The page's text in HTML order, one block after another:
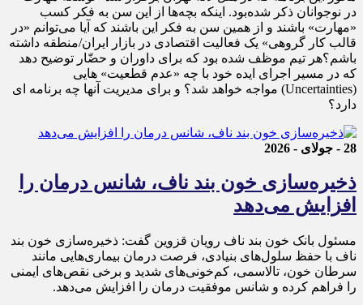
در نوجوانان ذکر شده‌بود. اینکه بچه‌ها از این سن به فکر کسب
«مهارت» باشند و از همین سن به فکر این باشند که آیا می‌توانم «در
قالب کار گروهی» یک فعالیت اقتصادی در بازار ایران/منطقه داشته
باشم؟هر تیم موظف شده بود که برای داوران و حضّار توضیح دهد
که در مسیر اجرای ایده خود با چه «عدم قطعیت» هایی
(Uncertainties) مواجه خواهد شد؟ و برای مدیریت آنها چه برنامه ای
دارد؟
28 - جولای - 2026
ذخیره‌سازی خون بند ناف، شانس درمان را
افزایش می‌دهد
مسئول بانک خون بند ناف رویان قزوین گفت: ذخیره‌سازی خون بند
ناف با حفظ سلول‌های بنیادی، فرصت درمان بیماری‌هایی مانند
سرطان خون، تالاسمی، کم‌خونی‌های شدید و برخی نقص‌های ایمنی
را فراهم کرده و شانس موفقیت درمان را افزایش می‌دهد.